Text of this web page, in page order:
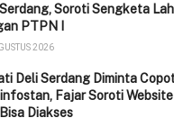
Soroti Sengketa
PTPN I
2026
Deli Serdang Diminta
Fajar Soroti
Diakses